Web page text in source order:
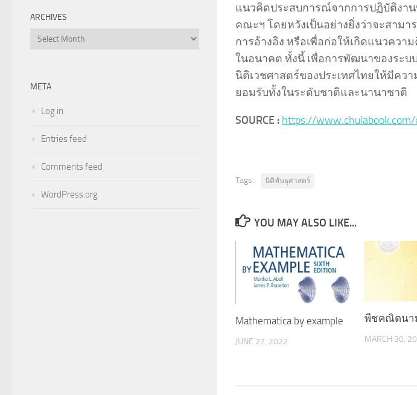
แนวคิดประสบการณ์จากการปฏิบัติงา
คณะฯ โดยหวังเป็นอย่างยิ่งว่าจะสามา
การอ้างอิง หรือเพื่อก่อให้เกิดแนวคว
ในอนาคต ทั้งนี้ เพื่อการพัฒนาของระบ
นิติเวชศาสตร์ของประเทศไทยให้มีคว
ยอมรับทั้งในระดับชาติและนานาชาติ
SOURCE : https://
Tags: นิติพันธุศาสตร์
YOU MAY ALSO LIKE...
Mathematica by example
JUNE 27, 2022
พีชคณิตนา
MARCH 30,
ARCHIVES
Archives
META
Log in
Entries feed
Comments feed
WordPress.org